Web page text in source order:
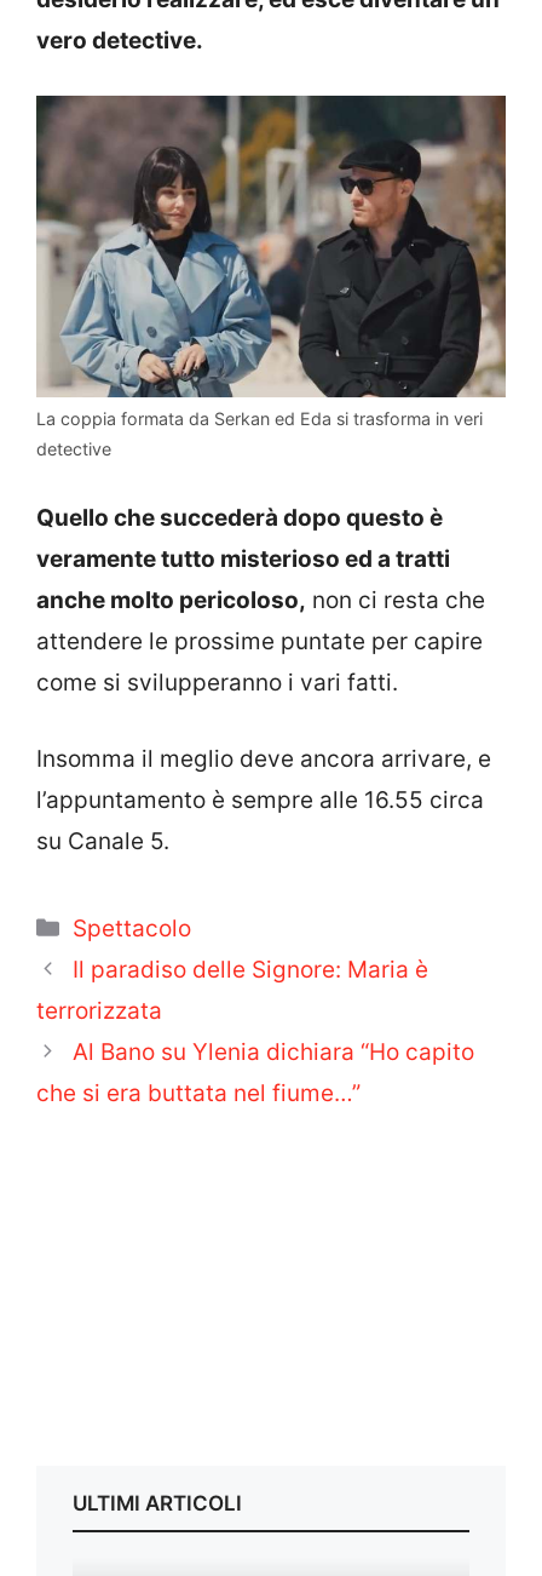
vero detective.
La coppia formata da Serkan ed Eda si trasforma in veri
detective
Quello che succederà dopo questo è
veramente tutto misterioso ed a tratti
anche molto pericoloso, non ci resta che
attendere le prossime puntate per capire
come si svilupperanno i vari fatti.
Insomma il meglio deve ancora arrivare, e
l’appuntamento è sempre alle 16.55 circa
su Canale 5.
Categorie
Spettacolo
Il paradiso delle Signore: Maria è
terrorizzata
Al Bano su Ylenia dichiara “Ho capito
che si era buttata nel fiume…”
ULTIMI ARTICOLI